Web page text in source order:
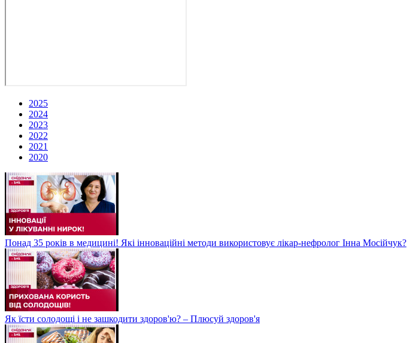
2025
2024
2023
2022
2021
2020
Понад 35 років в медицині! Які інноваційні методи використовує лікар-нефролог Інна Мосійчук?
Як їсти солодощі і не зашкодити здоров'ю? – Плюсуй здоров'я